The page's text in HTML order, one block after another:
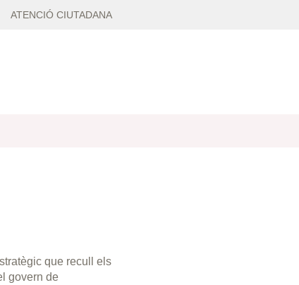
ATENCIÓ CIUTADANA
que recull els
govern de